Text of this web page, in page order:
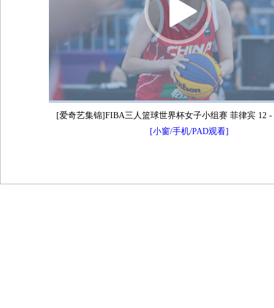
[爱奇艺集锦]FIBA三人篮球世界杯女子小组赛 菲律宾 12
[小窗/手机/PAD观看]